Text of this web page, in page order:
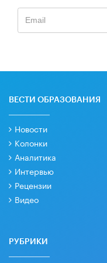
ВЕСТИ ОБРАЗОВАНИЯ
Новости
Колонки
Аналитика
Интервью
Рецензии
Видео
РУБРИКИ